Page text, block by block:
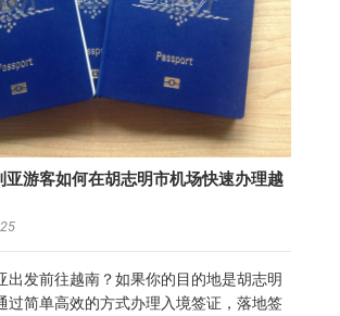
游客如何在胡志明市机场快速办理越
出发前往越南？如果你的目的地是胡志明
过简单高效的方式办理入境签证，落地签